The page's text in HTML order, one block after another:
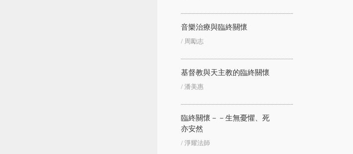
音樂治療與臨終關懷
/ 周勵志
基督教與天主教的臨終關懷
/ 潘美惠
臨終關懷－－生無憂懼、死
亦安然
/ 淨耀法師